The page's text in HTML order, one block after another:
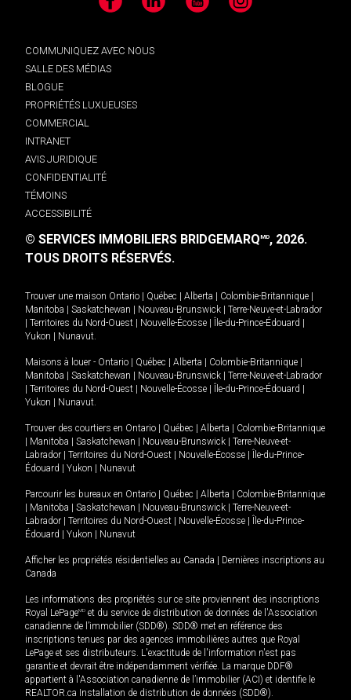
Facebook LinkedIn YouTube Instagram
COMMUNIQUEZ AVEC NOUS
SALLE DES MÉDIAS
BLOGUE
PROPRIÉTÉS LUXUEUSES
COMMERCIAL
INTRANET
AVIS JURIDIQUE
CONFIDENTIALITÉ
TÉMOINS
ACCESSIBILITÉ
© SERVICES IMMOBILIERS BRIDGEMARQMD, 2026.
TOUS DROITS RÉSERVÉS.
Trouver une maison Ontario Québec Alberta Colombie-Britannique
Manitoba
Saskatchewan Nouveau-Brunswick
Terre-Neuve-et-Labrador
Territoires du Nord-Ouest Nouvelle-Écosse Île-du-Prince-Édouard
Yukon
Nunavut.
Maisons à louer - Ontario Québec Alberta Colombie-Britannique
Manitoba
Saskatchewan Nouveau-Brunswick
Terre-Neuve-et-Labrador
Territoires du Nord-Ouest Nouvelle-Écosse Île-du-Prince-Édouard
Yukon
Nunavut.
Trouver des courtiers en Ontario Québec Alberta
Colombie-Britannique
Manitoba Saskatchewan Nouveau-Brunswick
Terre-Neuve-et-
Labrador
Territoires du Nord-Ouest Nouvelle-Écosse
Île-du-Prince-
Édouard
Yukon Nunavut
Parcourir les bureaux en Ontario Québec Alberta
Colombie-Britannique
Manitoba Saskatchewan Nouveau-Brunswick
Terre-Neuve-et-
Labrador
Territoires du Nord-Ouest Nouvelle-Écosse
Île-du-Prince-
Édouard
Yukon Nunavut
Afficher les propriétés résidentielles au Canada
Dernières inscriptions au
Canada
Les informations des propriétés sur ce site proviennent des inscriptions
Royal LePageMD et du service de distribution de données de l'Association
canadienne de l’immobilier (SDD®). SDD® met en référence des
inscriptions tenues par des agences immobilières autres que Royal
LePage et ses distributeurs. L'exactitude de l'information n'est pas
garantie et devrait être indépendamment vérifiée. La marque DDF®
appartient à l'Association canadienne de l’immobilier (ACI) et identifie le
REALTOR.ca Installation de distribution de données (SDD®).